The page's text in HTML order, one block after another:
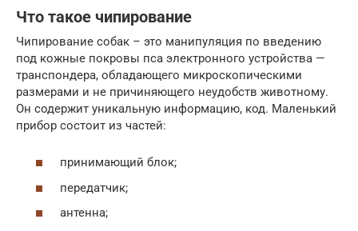
Что такое чипирование
Чипирование собак – это манипуляция по введению
под кожные покровы пса электронного устройства —
транспондера, обладающего микроскопическими
размерами и не причиняющего неудобств животному.
Он содержит уникальную информацию, код. Маленький
прибор состоит из частей:
принимающий блок;
передатчик;
антенна;